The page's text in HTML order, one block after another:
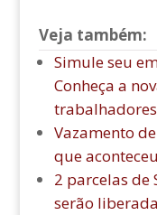
Veja também:
Simule seu
Conheça a
Vazamento
que
2 parcelas de
serão